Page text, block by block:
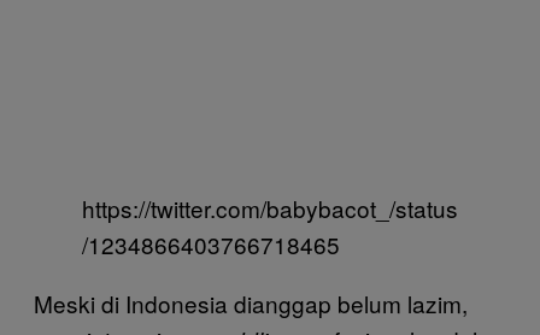
https://twitter.com/babybacot_/status
/1234866403766718465
Meski di Indonesia dianggap belum lazim,